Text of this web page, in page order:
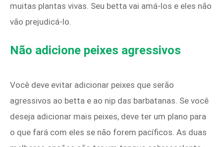
muitas plantas vivas. Seu betta vai amá-los e eles não
vão prejudicá-lo.
Não adicione peixes agressivos
Você deve evitar adicionar peixes que serão
agressivos ao betta e ao nip das barbatanas. Se você
deseja adicionar mais peixes, deve ter um plano para
o que fará com eles se não forem pacíficos. As duas